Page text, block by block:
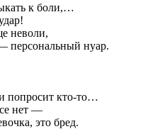
к боли,…
неволи,
персональный нуар.
попросит кто-то…
нет —
это бред.